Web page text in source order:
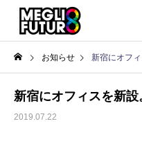
お知らせ 新宿にオフィ
新宿にオフィスを新設
2019.07.22